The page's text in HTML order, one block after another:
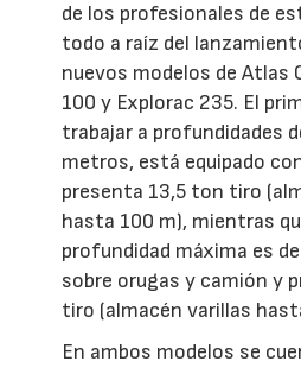
de los profesionales de
todo a raíz del
nuevos modelos de Atlas
100 y Explorac 235. El
trabajar a profundidades
metros, está equipado
presenta 13,5 ton tiro
hasta 100 m), mientras
profundidad máxima es
sobre orugas y camión y
tiro (almacén varillas
En ambos modelos se